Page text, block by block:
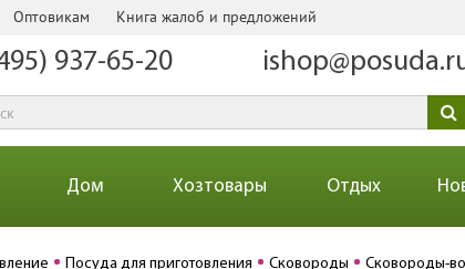
Оптовикам Книга жалоб и предложений
937-65-20
Дом Хозтовары Отдых
Посуда для приготовления Сковороды Сковороды-